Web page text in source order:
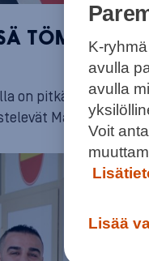
on pitkä historia ja
Mammutin
K-
avulla
avulla
Voit
Lisää